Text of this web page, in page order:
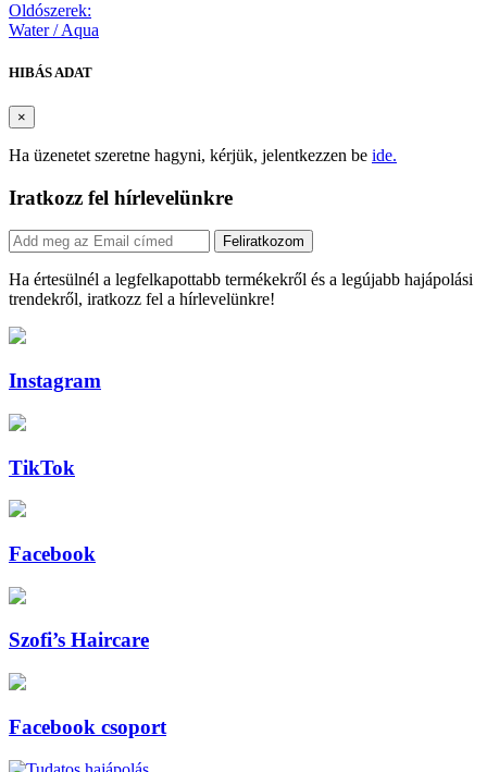
Oldószerek:
Water / Aqua
HIBÁS ADAT
×
Ha üzenetet szeretne hagyni, kérjük, jelentkezzen be ide.
Iratkozz fel hírlevelünkre
Feliratkozom
Ha értesülnél a legfelkapottabb termékekről és a legújabb hajápolási
trendekről, iratkozz fel a hírlevelünkre!
Instagram
TikTok
Facebook
Szofi’s Haircare
Facebook csoport